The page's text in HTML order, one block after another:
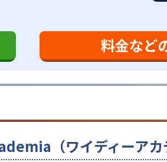
料金など
（ワイディーア